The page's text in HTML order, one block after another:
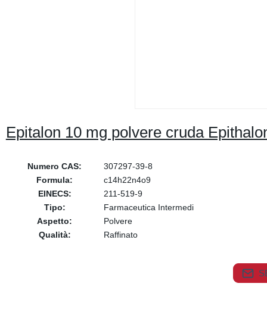
Epitalon 10 mg polvere cruda
Numero CAS:
307297-39-8
Formula:
c14h22n4o9
EINECS:
211-519-9
Tipo:
Farmaceutica Intermedi
Aspetto:
Polvere
Qualità:
Raffinato